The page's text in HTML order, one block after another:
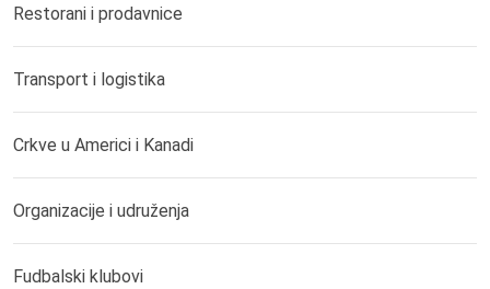
Restorani i prodavnice
Transport i logistika
Crkve u Americi i Kanadi
Organizacije i udruženja
Fudbalski klubovi